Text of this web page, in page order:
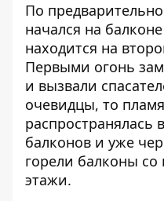
По
начался на
находится на
Первыми огонь
и вызвали
очевидцы, то
распространялась
балконов и уже
горели балконы со
этажи.